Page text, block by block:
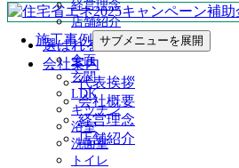
経営理念
店舗紹介
施工事例 サブメニューを展開
全面
玄関
LDK
キッチン
浴室
洗面室
トイレ
選ばれる理由
会社案内
代表挨拶
会社概要
経営理念
店舗紹介